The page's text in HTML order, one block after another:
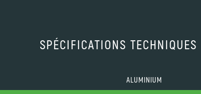
SPÉCIFICATIONS TECHNIQUES
ALUMINIUM